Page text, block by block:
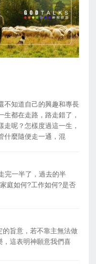
不知道自己的興趣和專長
都在走路，路走錯了，
呢？怎樣度過這一生，
什麼隨便走一通，混
完一半了，過去的半
庭如何?工作如何?是否
的旨意，若不靠主無法做
，這表明神願意我們喜